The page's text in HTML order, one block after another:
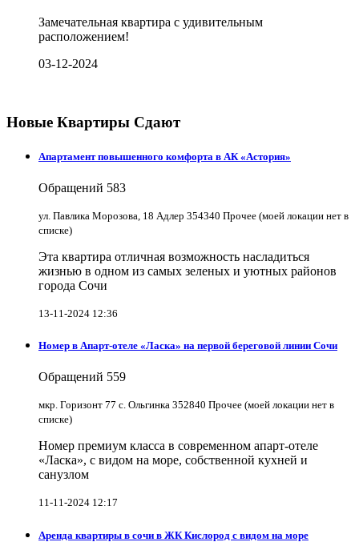
Замечательная квартира с удивительным
расположением!
03-12-2024
Новые Квартиры Сдают
Апартамент повышенного комфорта в АК «Астория»
Обращений 583
ул. Павлика Морозова, 18 Адлер 354340 Прочее (моей локации нет в
списке)
Эта квартира отличная возможность насладиться
жизнью в одном из самых зеленых и уютных районов
города Сочи
13-11-2024 12:36
Номер в Апарт-отеле «Ласка» на первой береговой линии Сочи
Обращений 559
мкр. Горизонт 77 с. Ольгинка 352840 Прочее (моей локации нет в
списке)
Номер премиум класса в современном апарт-отеле
«Ласка», с видом на море, собственной кухней и
санузлом
11-11-2024 12:17
Аренда квартиры в сочи в ЖК Кислород с видом на море